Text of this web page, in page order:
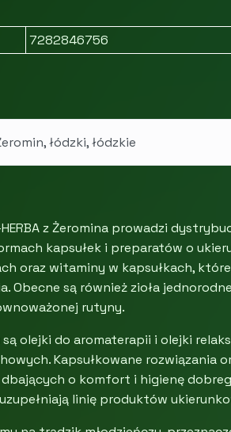
7282846756
łódzki, łódzkie
z Żeromina prowadzi
kapsułek i preparatów o
oraz witaminy w kapsułkach,
Obecne są również zioła
rutyny.
olejki do aromaterapii i olejki
Kapsułkowane rozwiązania
o komfort i higienę
linię produktów